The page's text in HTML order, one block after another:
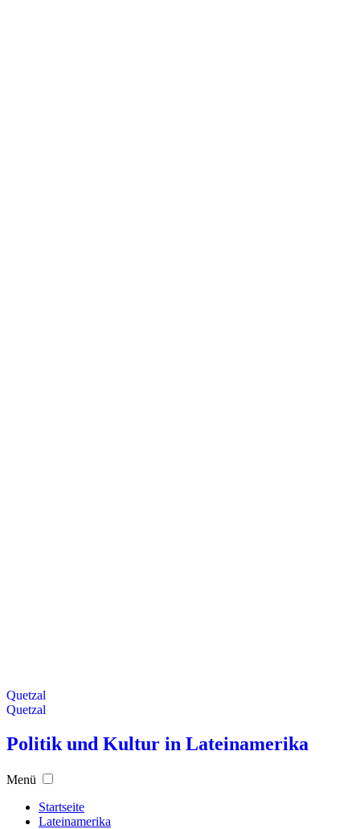
Quetzal
Quetzal
Politik und Kultur in Lateinamerika
Menü
Startseite
Lateinamerika